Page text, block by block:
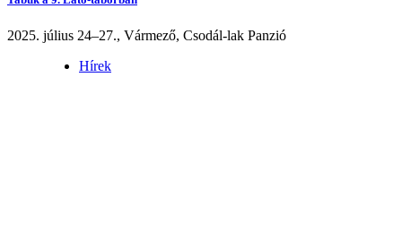
2025. július 24–27., Vármező, Csodál-lak Panzió
Hírek